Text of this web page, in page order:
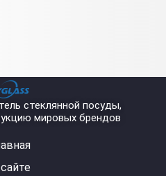
стеклянной посуды,
мировых брендов